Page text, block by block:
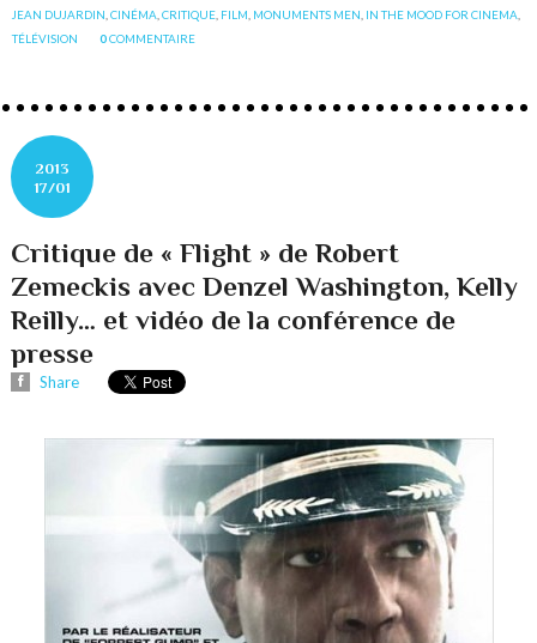
JEAN DUJARDIN ,CINÉMA ,CRITIQUE FILM MONUMENTS MEN IN THE MOOD FOR CINEMA
TÉLÉVISION
0COMMENTAIRE
2013
17/01
Critique de « Flight » de Robert
Zemeckis avec Denzel Washington, Kelly
Reilly… et vidéo de la conférence de
presse
Share